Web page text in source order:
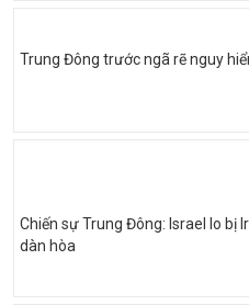
Trung Đông trước ngã rẽ nguy
Chiến sự Trung Đông: Israel lo bị
dàn hòa